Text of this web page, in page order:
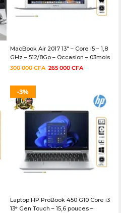
MacBook Air 2017 13″ – Core i5 – 1,8
GHz – 512/8Go – Occasion – 03mois
300 000CFA 265 000 CFA
3%
Laptop HP ProBook 450 G10 Core i3
13ᵉ Gen Touch – 15,6 pouces –